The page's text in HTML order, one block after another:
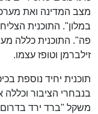
מצב המדינה ואת
במלון". התוכנית
פה". התוכנית כללה
זילברמן וטופז עצמו.
תוכנית יחיד נוספת
בנבחרי הציבור
משקל "ברד ירד